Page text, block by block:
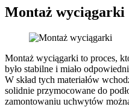
Montaż wyciągarki
Montaż wyciągarki to proces,
było stabilne i miało
W skład tych materiałów
solidnie przymocowane do
zamontowaniu uchwytów